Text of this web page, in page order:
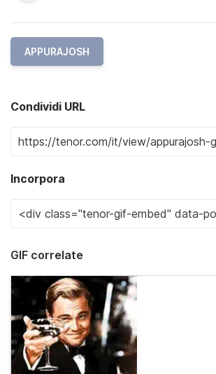
APPURAJOSH
Condividi URL
Incorpora
GIF correlate